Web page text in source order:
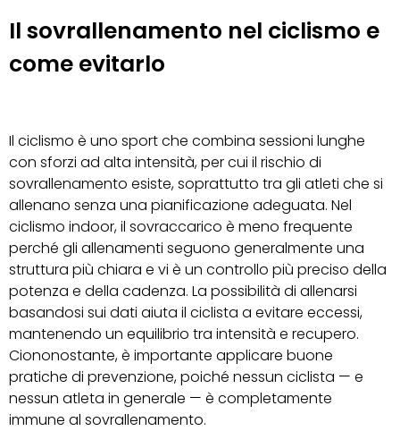
Il sovrallenamento nel ciclismo e
come evitarlo
Il ciclismo è uno sport che combina sessioni lunghe
con sforzi ad alta intensità, per cui il rischio di
sovrallenamento esiste, soprattutto tra gli atleti che si
allenano senza una pianificazione adeguata. Nel
ciclismo indoor, il sovraccarico è meno frequente
perché gli allenamenti seguono generalmente una
struttura più chiara e vi è un controllo più preciso della
potenza e della cadenza. La possibilità di allenarsi
basandosi sui dati aiuta il ciclista a evitare eccessi,
mantenendo un equilibrio tra intensità e recupero.
Ciononostante, è importante applicare buone
pratiche di prevenzione, poiché nessun ciclista — e
nessun atleta in generale — è completamente
immune al sovrallenamento.